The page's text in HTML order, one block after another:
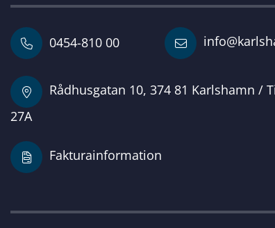
0454-810 00
Rådhusgatan 10, 374 81 Karlshamn /
27A
Fakturainformation